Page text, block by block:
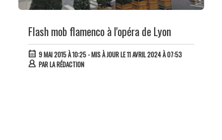
Flash mob flamenco à l'opéra de Lyon
9 MAI 2015 À 10:25- MIS À JOUR LE 11 AVRIL 2024 À 07:53
PARLA RÉDACTION